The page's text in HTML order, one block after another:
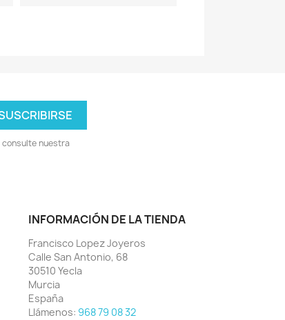
consulte nuestra
INFORMACIÓN DE LA TIENDA
Francisco Lopez Joyeros
Calle San Antonio, 68
30510 Yecla
Murcia
España
Llámenos: 968 79 08 32